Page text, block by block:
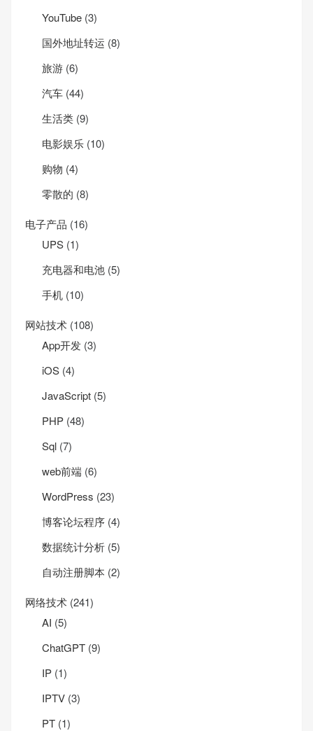
YouTube (3)
国外地址转运 (8)
旅游 (6)
汽车 (44)
生活类 (9)
电影娱乐 (10)
购物 (4)
零散的 (8)
电子产品 (16)
UPS (1)
充电器和电池 (5)
手机 (10)
网站技术 (108)
App开发 (3)
iOS (4)
JavaScript (5)
PHP (48)
Sql (7)
web前端 (6)
WordPress (23)
博客论坛程序 (4)
数据统计分析 (5)
自动注册脚本 (2)
网络技术 (241)
AI (5)
ChatGPT (9)
IP (1)
IPTV (3)
PT (1)